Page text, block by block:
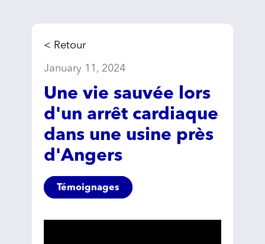
< Retour
January 11, 2024
Une vie sauvée lors
d'un arrêt cardiaque
dans une usine près
d'Angers
Témoignages